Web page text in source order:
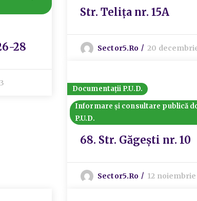
28
Str. Telița nr. 15A
Sector5.ro 20
Documentații P.U.D.
Informare și consultare publică
P.U.D.
68. Str. Găgești nr. 10
Sector5.ro 12 noiembrie